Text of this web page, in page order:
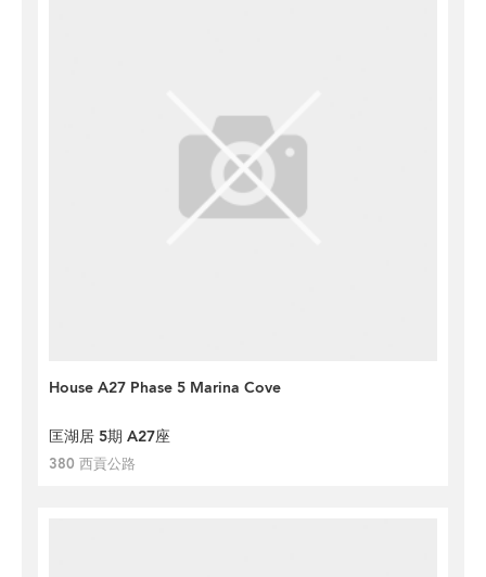
House A27 Phase 5 Marina Cove
匡湖居 5期 A27座
380 西貢公路